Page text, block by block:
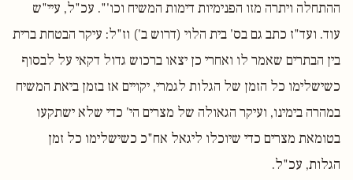
ההתחלה ויתרה מזו הפנימיות דימות המשיח וכו'". עכ"ל, עיי"ש
עוד. ועד"ז כתב גם בס' בית הלוי (דרוש ב') וז"ל: עיקר הבטחת ברית
בין הבתרים שאמר לו ואחרי כן יצאו ברכוש גדול דקאי על לבסוף
כשישלימו כל הזמן של הגלות לגמרי, יקויים אז בזמן ביאת המשיח
במהרה בימינו, ועיקר הגאולה של מצרים הי' כדי שלא ישתקעו
בטומאת מצרים כדי שיוכלו ליגאל אח"כ כשישלימו כל זמן
הגלות, עכ"ל.